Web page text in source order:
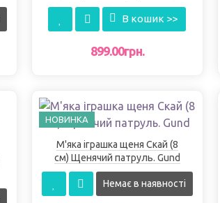
патруль Gund
В кошик >>
899.00грн.
НОВИНКА
М'яка іграшка щеня Скай (8
см) Щенячий патруль. Gund
Немає в наявності